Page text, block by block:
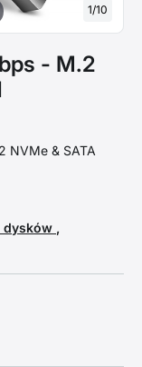
1/10
- M.2
NVMe & SATA
dysków ,